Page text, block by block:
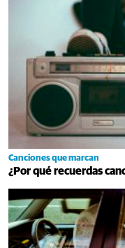
Canciones que marcan
¿Por qué recuerdas